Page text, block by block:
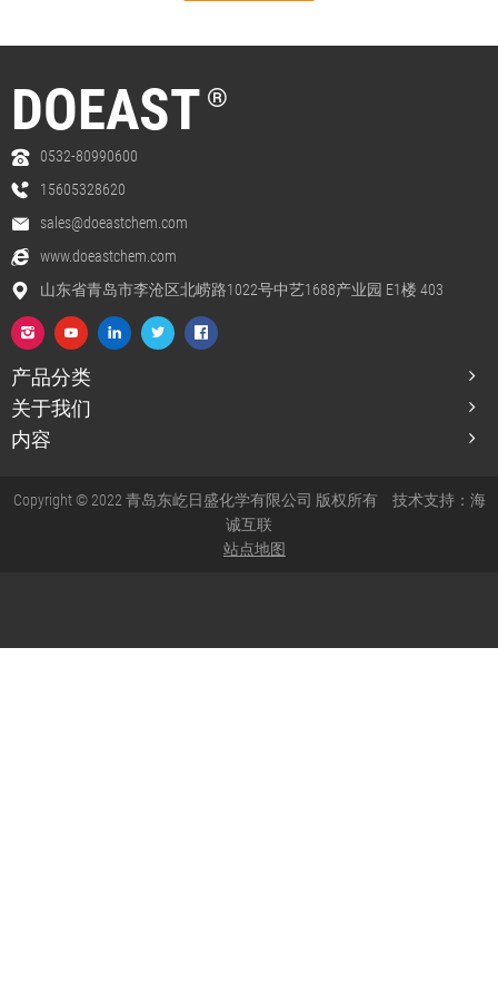
DOEAST ®
0532-80990600
15605328620
sales@doeastchem.com
www.doeastchem.com
山东省青岛市李沧区北崂路1022号中艺1688产业园 E1楼 403
产品分类
关于我们
内容
Copyright © 2022 青岛东屹日盛化学有限公司 版权所有
技术支持：海
诚互联
站点地图